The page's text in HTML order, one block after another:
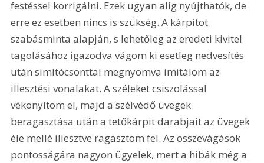
festéssel korrigálni. Ezek ugyan alig nyújthatók, de
erre ez esetben nincs is szükség. A kárpitot
szabásminta alapján, s lehetőleg az eredeti kivitel
tagolásához igazodva vágom ki esetleg nedvesítés
után simítócsonttal megnyomva imitálom az
illesztési vonalakat. A széleket csiszolással
vékonyítom el, majd a szélvédő üvegek
beragasztása után a tetőkárpit darabjait az üvegek
éle mellé illesztve ragasztom fel. Az összevágások
pontosságára nagyon ügyelek, mert a hibák még a